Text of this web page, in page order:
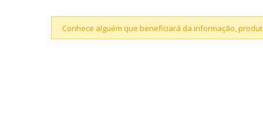
Conhece alguém que beneficiará da informação,